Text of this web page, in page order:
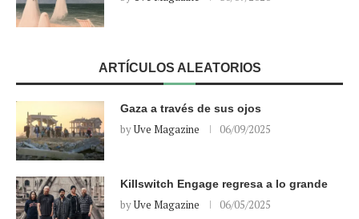
ARTÍCULOS ALEATORIOS
Gaza a través de sus ojos
byUve Magazine 06/09/2025
Killswitch Engage regresa a lo grande
byUve Magazine 06/05/2025